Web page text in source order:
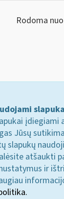
Rodoma
įdiegiami
Jūsų
slapukų
atšaukti
ir